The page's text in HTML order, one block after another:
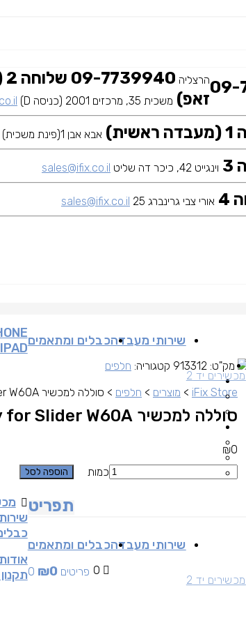
הרצליה
זאפ) משכית 35, מרכזים 2001 (כניסה D)
אבא אבן 1(פינת משכית)
וינגייט 42, כיכר דה שליט sales@ifix.co.il
אורי צבי גרינברג 25 sales@ifix.co.il
מכשירים יד 2
שירותי מעבדהכבלים ומתאמים
iFix Store
> מוצרים > חלפים > סוללה למכשיר Battery for Slider W60A
סוללה למכשיר Battery for Slider W60A
₪0
כמות
הוספה לסל
מק"ט: 913312 קטגוריה: חלפים
תפריט
מכשירים יד 2
שירותי מעבדהכבלים ומתאמים
0 0 פריטים ₪0
IPAD